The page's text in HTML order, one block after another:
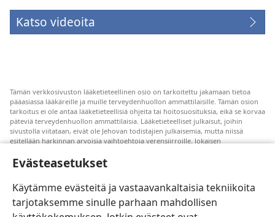
Evästeasetukset
Käytämme evästeitä ja vastaavankaltaisia tekniikoita
tarjotaksemme sinulle parhaan mahdollisen
Katso videoita
Tämän verkkosivuston lääketieteellinen osio on tarkoitettu jakamaan tietoa
pääasiassa lääkäreille ja muille terveydenhuollon ammattilaisille. Tämän osion
tarkoitus ei ole antaa lääketieteellisiä ohjeita tai hoitosuosituksia, eikä se korvaa
päteviä terveydenhuollon ammattilaisia. Lääketieteelliset julkaisut, joihin
sivustolla viitataan, eivät ole Jehovan todistajien julkaisemia, mutta niissä
esitellään harkinnan arvoisia vaihtoehtoja verensiirroille. Jokaisen
tasalla, keskustella hoitovaihtoehdoista potilaan kanssa ja auttaa potilasta
tekemään päätöksiä, joissa otetaan huomioon hänen terveydentilansa, oma
hoitomenetelmät eivät sovellu kaikkiin potilaisiin.
Potilaalle: Pyydä terveydentilaasi ja hoitoasi koskevia ohjeita aina omalta